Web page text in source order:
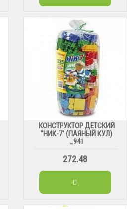
КОНСТРУКТОР ДЕТСКИЙ
"НИК-7" (ПАЯНЫЙ КУЛ)
_941
272.48